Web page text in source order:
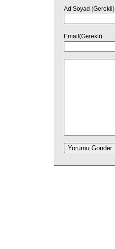
Ad Soyad (Gerekli)
Email(Gerekli)